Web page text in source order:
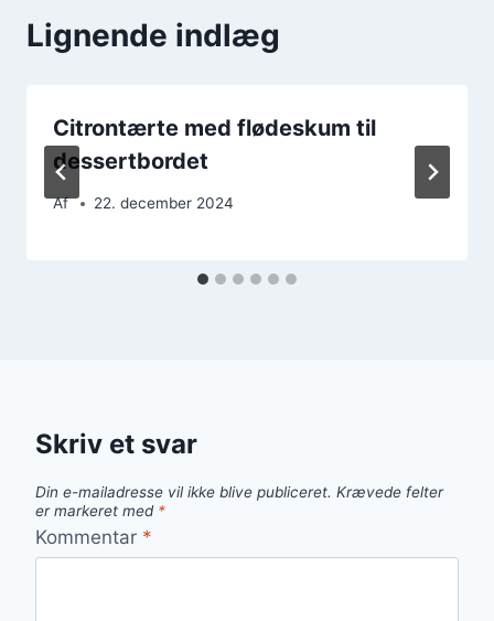
Lignende indlæg
Citrontærte med flødeskum til
dessertbordet
Af 22. december 2024
Skriv et svar
Din e-mailadresse vil ikke blive publiceret. Krævede felter
er markeret med *
Kommentar *